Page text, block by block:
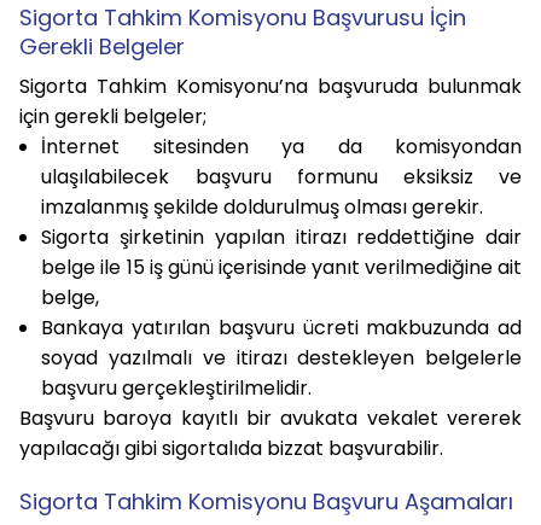
Sigorta Tahkim Komisyonu Başvurusu İçin
Gerekli Belgeler
Sigorta Tahkim Komisyonu’na başvuruda bulunmak
için gerekli belgeler;
İnternet sitesinden ya da komisyondan
ulaşılabilecek başvuru formunu eksiksiz ve
imzalanmış şekilde doldurulmuş olması gerekir.
Sigorta şirketinin yapılan itirazı reddettiğine dair
belge ile 15 iş günü içerisinde yanıt verilmediğine ait
belge,
Bankaya yatırılan başvuru ücreti makbuzunda ad
soyad yazılmalı ve itirazı destekleyen belgelerle
başvuru gerçekleştirilmelidir.
Başvuru baroya kayıtlı bir avukata vekalet vererek
yapılacağı gibi sigortalıda bizzat başvurabilir.
Sigorta Tahkim Komisyonu Başvuru Aşamaları